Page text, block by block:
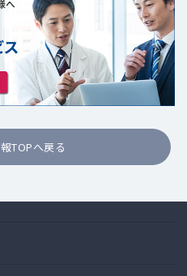
TOPへ戻る